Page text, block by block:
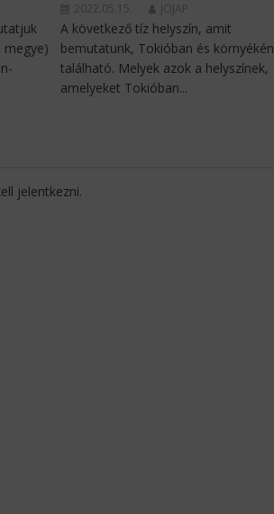
megye)
2022.05.15. JOJAP
A következő tíz helyszín, amit
bemutatunk, Tokióban és környékén
található. Melyek azok a helyszínek,
amelyeket Tokióban...
jelentkezni.